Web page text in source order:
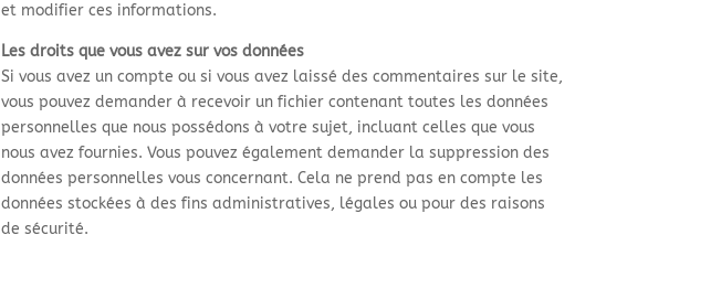
et modifier ces informations.
Les droits que vous avez sur vos données
Si vous avez un compte ou si vous avez laissé des commentaires sur le site,
vous pouvez demander à recevoir un fichier contenant toutes les données
personnelles que nous possédons à votre sujet, incluant celles que vous
nous avez fournies. Vous pouvez également demander la suppression des
données personnelles vous concernant. Cela ne prend pas en compte les
données stockées à des fins administratives, légales ou pour des raisons
de sécurité.